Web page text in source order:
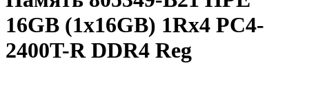
16GB (1x16GB) 1Rx4 PC4-
2400T-R DDR4 Reg